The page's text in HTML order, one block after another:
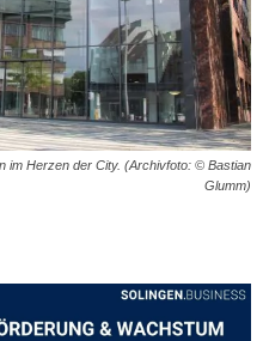
im Herzen der City. (Archivfoto: © Bastian
Glumm)